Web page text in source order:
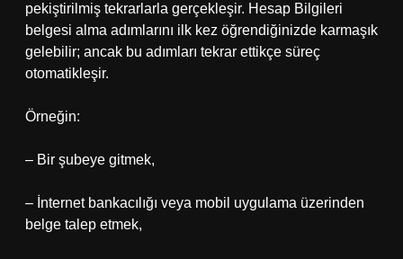
pekiştirilmiş tekrarlarla gerçekleşir. Hesap Bilgileri
belgesi alma adımlarını ilk kez öğrendiğinizde karmaşık
gelebilir; ancak bu adımları tekrar ettikçe süreç
otomatikleşir.
Örneğin:
– Bir şubeye gitmek,
– İnternet bankacılığı veya mobil uygulama üzerinden
belge talep etmek,